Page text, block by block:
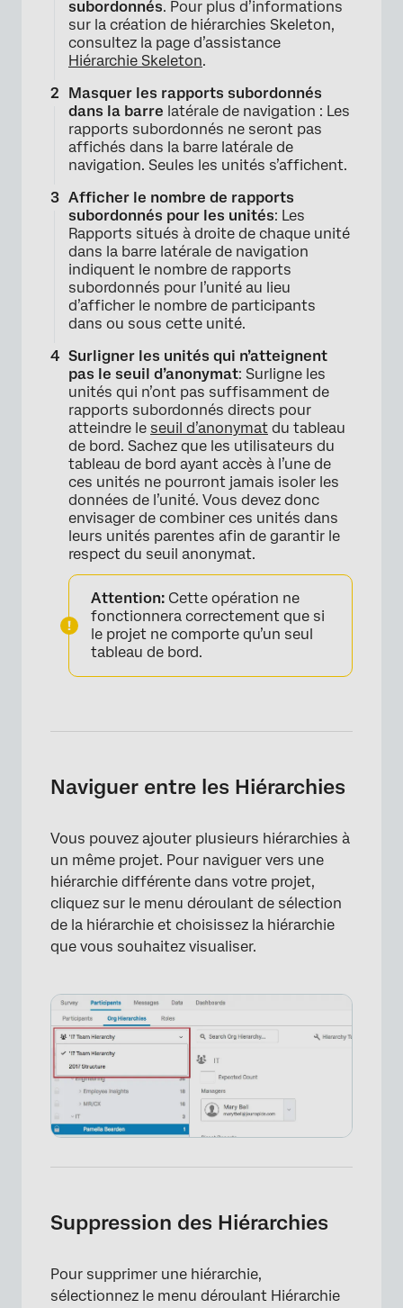
×
×
subordonnés. Pour plus d’informations
sur la création de hiérarchies Skeleton,
consultez la page d’assistance
Hiérarchie Skeleton.
Masquer les rapports subordonnés
dans la barre latérale de navigation : Les
rapports subordonnés ne seront pas
affichés dans la barre latérale de
navigation. Seules les unités s’affichent.
Afficher le nombre de rapports
subordonnés pour les unités: Les
Rapports situés à droite de chaque unité
dans la barre latérale de navigation
indiquent le nombre de rapports
subordonnés pour l’unité au lieu
d’afficher le nombre de participants
dans ou sous cette unité.
Surligner les unités qui n’atteignent
pas le seuil d’anonymat: Surligne les
unités qui n’ont pas suffisamment de
rapports subordonnés directs pour
atteindre le seuil d’anonymat du tableau
de bord. Sachez que les utilisateurs du
tableau de bord ayant accès à l’une de
ces unités ne pourront jamais isoler les
données de l’unité. Vous devez donc
envisager de combiner ces unités dans
leurs unités parentes afin de garantir le
respect du seuil anonymat.
Attention: Cette opération ne
fonctionnera correctement que si
le projet ne comporte qu’un seul
tableau de bord.
Naviguer entre les Hiérarchies
Vous pouvez ajouter plusieurs hiérarchies à
un même projet. Pour naviguer vers une
hiérarchie différente dans votre projet,
cliquez sur le menu déroulant de sélection
de la hiérarchie et choisissez la hiérarchie
que vous souhaitez visualiser.
Suppression des Hiérarchies
Pour supprimer une hiérarchie,
sélectionnez le menu déroulant Hiérarchie